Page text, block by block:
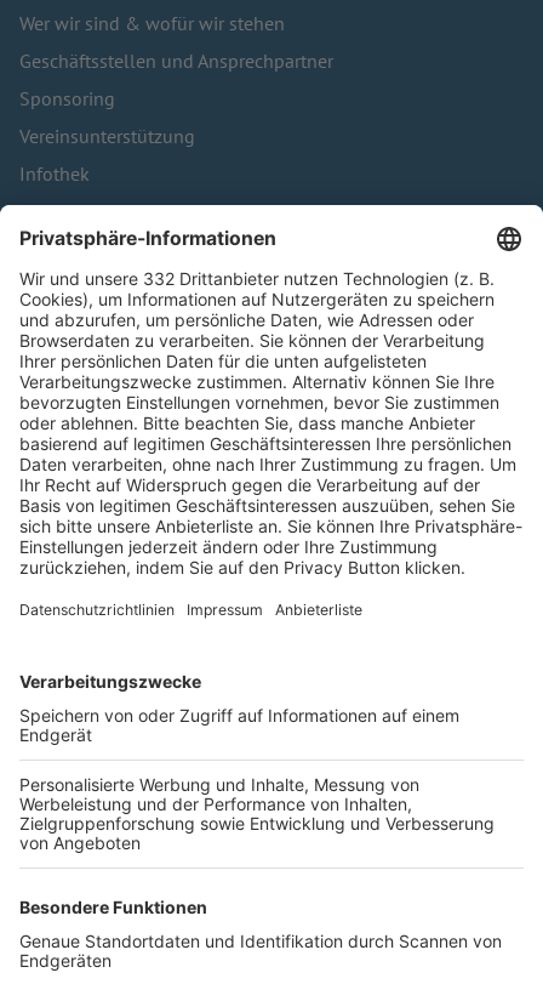
Wer wir sind & wofür wir stehen
Geschäftsstellen und Ansprechpartner
Sponsoring
Vereinsunterstützung
Infothek
Kontakt
HÄUFIG BESUCHTE SEITEN
Pässe und Vereinswechsel
Trainerausbildung
Schulungsangebot Vereinsmitarbeiter
BFV-Geschäftsstellen
Trainerbörse
Login SpielPlus
FOLGE DEM BFV
TOP-VEREINE
TOP-PARTNER